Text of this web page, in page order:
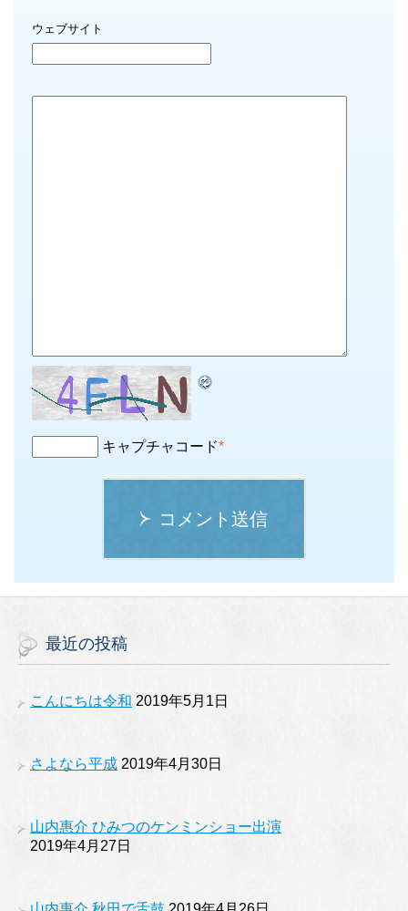
ウェブサイト
キャプチャコード*
コメント送信
最近の投稿
こんにちは令和 2019年5月1日
さよなら平成 2019年4月30日
山内惠介 ひみつのケンミンショー出演
2019年4月27日